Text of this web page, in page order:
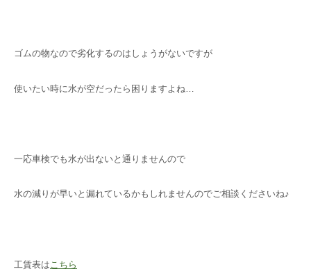
ゴムの物なので劣化するのはしょうがないですが
使いたい時に水が空だったら困りますよね…
一応車検でも水が出ないと通りませんので
水の減りが早いと漏れているかもしれませんのでご相談くださいね♪
工賃表は こちら